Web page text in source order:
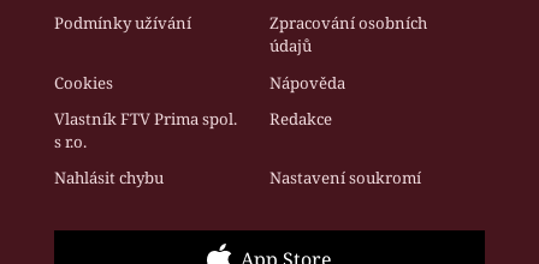
Podmínky užívání
Zpracování osobních
údajů
Cookies
Nápověda
Vlastník FTV Prima spol.
s r.o.
Redakce
Nahlásit chybu Nastavení soukromí